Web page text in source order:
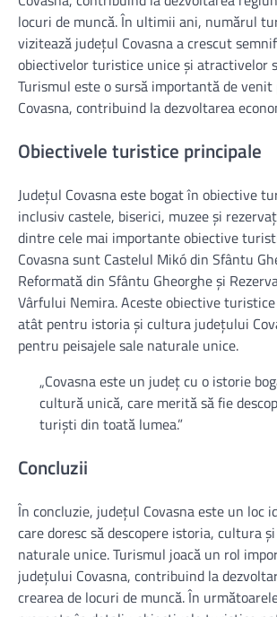
locuri de muncă. În ultimii ani, numărul
vizitează județul Covasna a crescut
obiectivelor turistice unice și atractivelor
Turismul este o sursă importantă de
Covasna, contribuind la dezvoltarea
Obiectivele turistice principale
Județul Covasna este bogat în obiective
inclusiv castele, biserici, muzee și
dintre cele mai importante obiective
Covasna sunt Castelul Mikó din Sfântu
Reformată din Sfântu Gheorghe și
Vârfului Nemira. Aceste obiective
atât pentru istoria și cultura județului
pentru peisajele sale naturale unice.
„Covasna este un județ cu o istorie
cultură unică, care merită să fie
turiști din toată lumea.”
Concluzii
În concluzie, județul Covasna este un loc
care doresc să descopere istoria, cultura
naturale unice. Turismul joacă un rol
județului Covasna, contribuind la
crearea de locuri de muncă. În